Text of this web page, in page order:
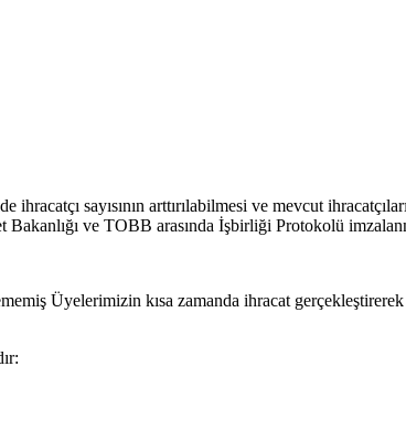
sayısının arttırılabilmesi ve mevcut
ve TOBB arasında İşbirliği Protokolü
Üyelerimizin kısa zamanda ihracat